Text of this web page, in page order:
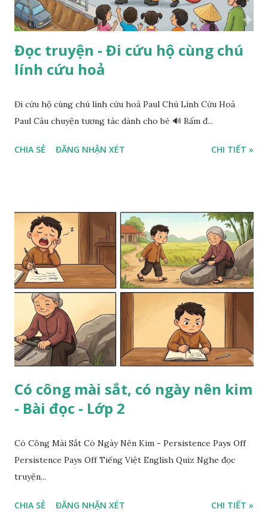
Đọc truyện - Đi cứu hộ cùng chú
lính cứu hoả
Đi cứu hộ cùng chú lính cứu hoả Paul Chú Lính Cứu Hoả
Paul Câu chuyện tương tác dành cho bé 🔊 Bấm đ...
CHIA SẺ ĐĂNG NHẬN XÉT CHI TIẾT »
Có công mài sắt, có ngày nên kim
- Bài đọc - Lớp 2
Có Công Mài Sắt Có Ngày Nên Kim - Persistence Pays Off
Persistence Pays Off Tiếng Việt English Quiz Nghe đọc
truyện...
CHIA SẺ ĐĂNG NHẬN XÉT CHI TIẾT »